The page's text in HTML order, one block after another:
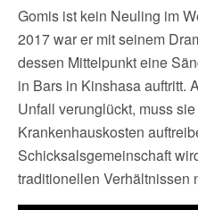
Gomis ist kein Neuling im
2017 war er mit seinem
dessen Mittelpunkt eine
in Bars in Kinshasa auftritt.
Unfall verunglückt, muss
Krankenhauskosten
Schicksalsgemeinschaft
traditionellen Verhältnissen